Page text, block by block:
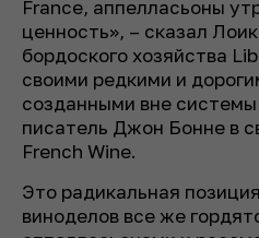
France, аппелласьоны
ценность», – сказал
бордоского хозяйства
своими редкими и
созданными вне системы
писатель Джон Бонне в
French Wine.
Это радикальная
виноделов все же